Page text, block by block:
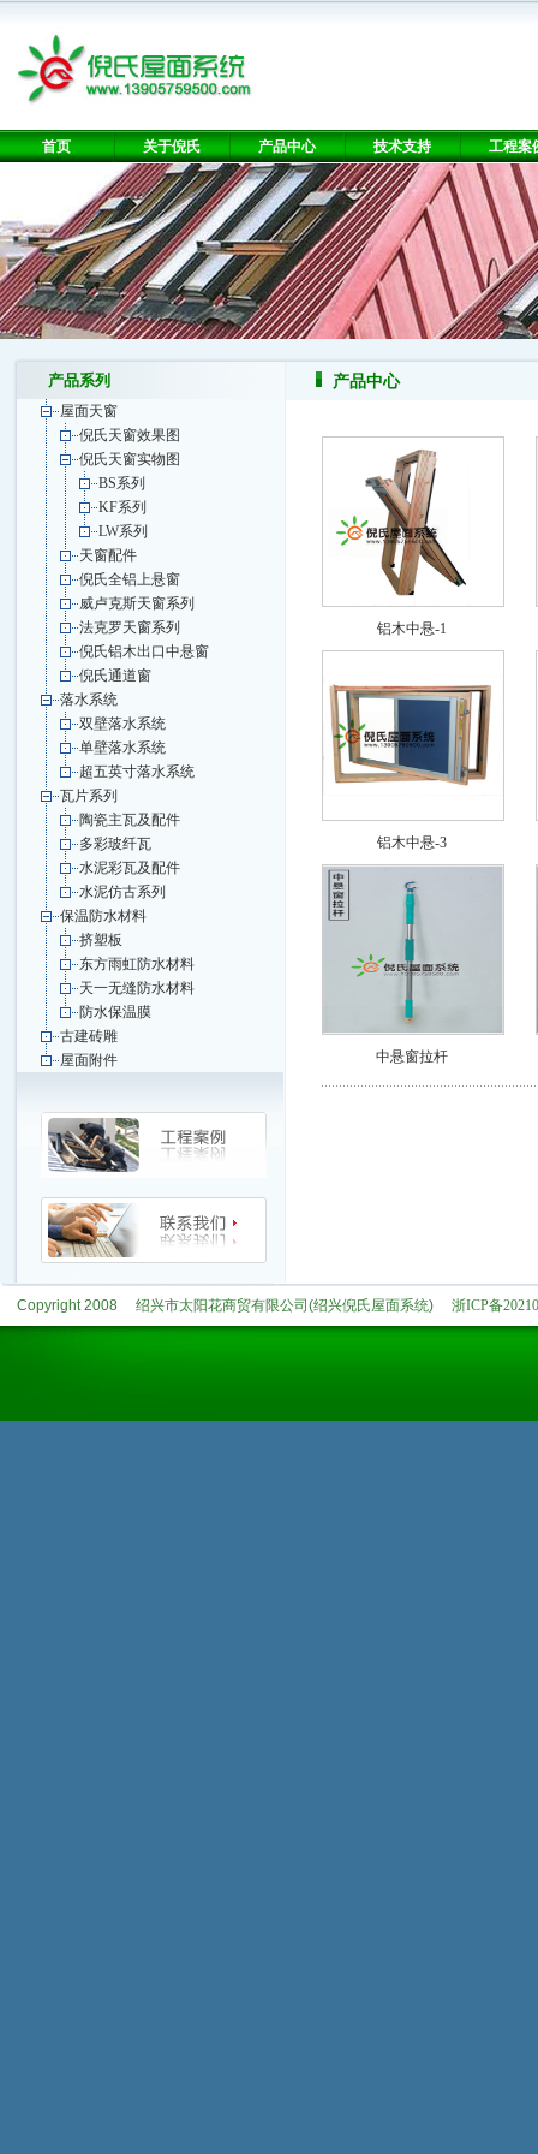
首页 关于倪氏 产品中心 技术支持 工程案
产品系列
屋面天窗
倪氏天窗效果图
倪氏天窗实物图
BS系列
KF系列
LW系列
天窗配件
倪氏全铝上悬窗
威卢克斯天窗系列
法克罗天窗系列
倪氏铝木出口中悬窗
倪氏通道窗
落水系统
双壁落水系统
单壁落水系统
超五英寸落水系统
瓦片系列
陶瓷主瓦及配件
多彩玻纤瓦
水泥彩瓦及配件
水泥仿古系列
保温防水材料
挤塑板
东方雨虹防水材料
天一无缝防水材料
防水保温膜
古建砖雕
屋面附件
产品中心
铝木中悬-1
铝木中悬-3
中悬窗拉杆
Copyright 2008 绍兴市太阳花商贸有限公司(绍兴倪氏屋面系统) 浙ICP备